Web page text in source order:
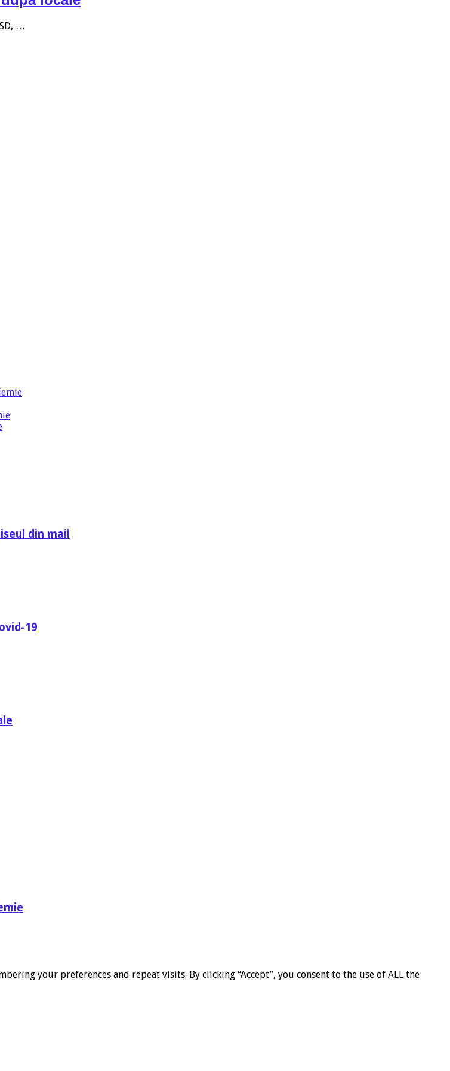
…
din mail
19
your preferences and repeat visits. By clicking “Accept”, you consent to the use of ALL the